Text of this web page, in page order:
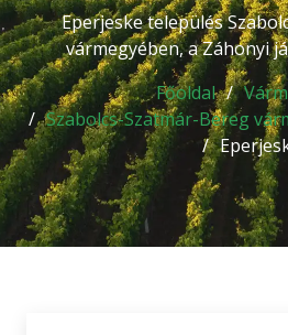
Eperjeske település
vármegyében, a Záhonyi
Főoldal
Szabolcs-Szatmár-Bereg